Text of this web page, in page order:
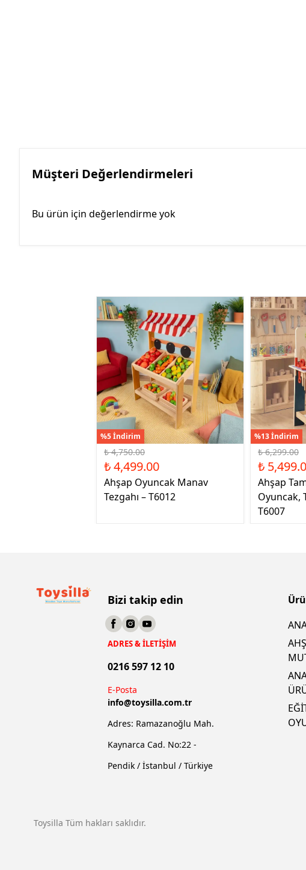
Müşteri Değerlendirmeleri
Bu ürün için değerlendirme yok
%5 İndirim
₺ 4,750.00
₺ 4,499.00
Ahşap Oyuncak Manav
Tezgahı – T6012
%13 İndirim
₺ 6,299.00
₺
Ahşap
Oyuncak,
T6007
Bizi takip edin
ADRES & İLETİŞİM
0216 597 12 10
E-Posta
info@toysilla.com.tr
Adres: Ramazanoğlu Mah.
Kaynarca Cad. No:22 -
Pendik / İstanbul / Türkiye
Toysilla Tüm hakları saklıdır.